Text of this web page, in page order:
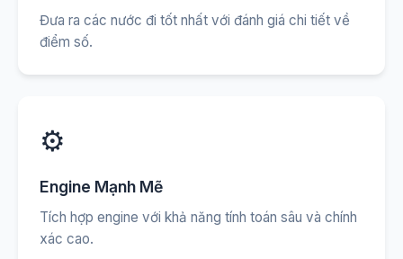
Đưa ra các nước đi tốt nhất với đánh giá chi tiết về
điểm số.
⚙️
Engine Mạnh Mẽ
Tích hợp engine với khả năng tính toán sâu và chính
xác cao.